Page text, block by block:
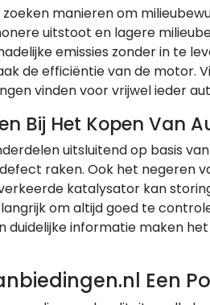
manieren om
uitstoot en lagere
emissies zonder in te
de efficiëntie van de motor.
vinden voor vrijwel ieder
Bij Het Kopen Van
uitsluitend op basis
raken. Ook het negeren
katalysator kan
om altijd goed te
duidelijke informatie maken
Een